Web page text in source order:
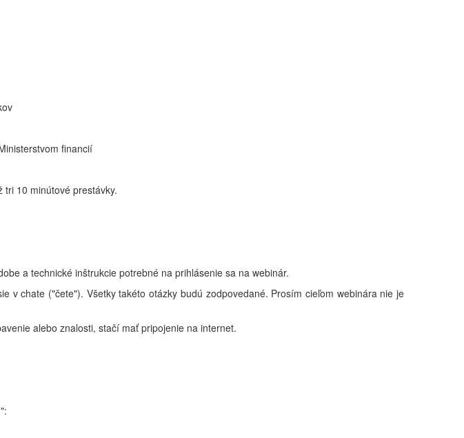
financií
10 minútové prestávky.
a technické inštrukcie potrebné na prihlásenie sa na webinár.
v chate ("čete"). Všetky takéto otázky budú zodpovedané. Prosím cieľom webinára nie je
alebo znalosti, stačí mať pripojenie na internet.